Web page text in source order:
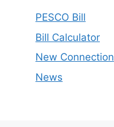
PESCO Bill
Bill Calculator
New Connection
News